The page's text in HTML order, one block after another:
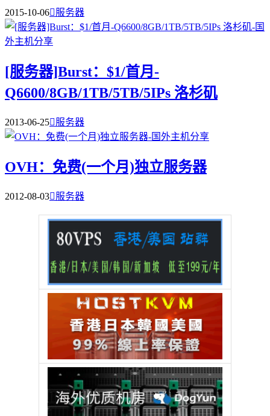
2015-10-06服务器
[服务器]Burst：$1/首月-
Q6600/8GB/1TB/5TB/5IPs 洛杉矶
2013-06-25服务器
OVH：免费(一个月)独立服务器
2012-08-03服务器